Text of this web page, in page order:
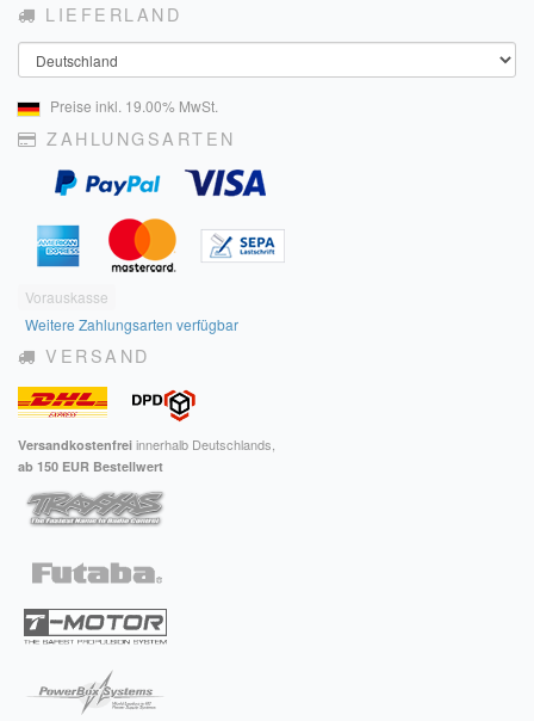
LIEFERLAND
Land
Preise inkl. 19.00% MwSt.
ZAHLUNGSARTEN
Vorauskasse
Weitere Zahlungsarten verfügbar
VERSAND
Versandkostenfrei innerhalb Deutschlands,
ab 150 EUR Bestellwert